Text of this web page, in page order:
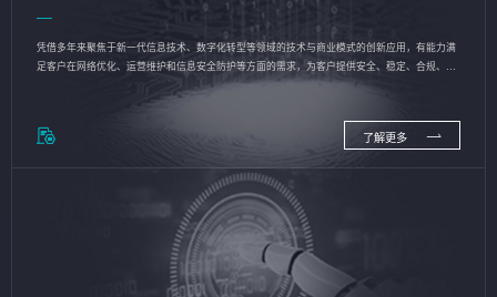
凭借多年来聚焦于新一代信息技术、数字化转型等领域的技术与商业模式的创新应用，有能力满
足客户在网络优化、运营维护和信息安全防护等方面的需求，为客户提供安全、稳定、合规、持
了解更多